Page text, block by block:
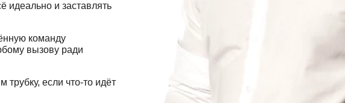
идеально и заставлять
команду
вызову ради
трубку, если что-то идёт